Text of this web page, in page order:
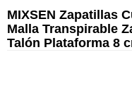
MIXSEN Zapatillas
Malla Transpirable
Talón Plataforma 8